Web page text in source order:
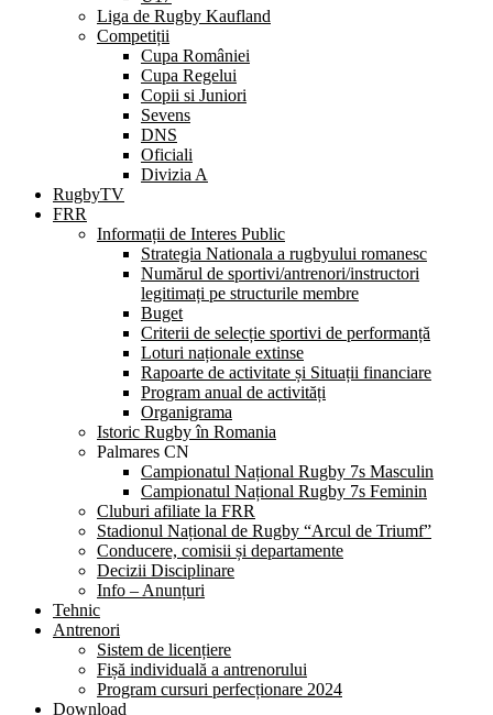
Liga de Rugby Kaufland
Competiții
Cupa României
Cupa Regelui
Copii si Juniori
Sevens
DNS
Oficiali
Divizia A
RugbyTV
FRR
Informații de Interes Public
Strategia Nationala a rugbyului romanesc
Numărul de sportivi/antrenori/instructori
legitimați pe structurile membre
Buget
Criterii de selecție sportivi de performanță
Loturi naționale extinse
Rapoarte de activitate și Situații financiare
Program anual de activități
Organigrama
Istoric Rugby în Romania
Palmares CN
Campionatul Național Rugby 7s Masculin
Campionatul Național Rugby 7s Feminin
Cluburi afiliate la FRR
Stadionul Național de Rugby “Arcul de Triumf”
Conducere, comisii și departamente
Decizii Disciplinare
Info – Anunțuri
Tehnic
Antrenori
Sistem de licențiere
Fișă individuală a antrenorului
Program cursuri perfecționare 2024
Download